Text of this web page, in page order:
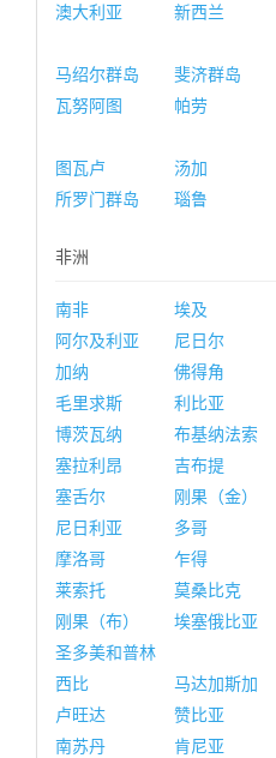
澳大利亚 新西兰
马绍尔群岛 斐济群岛
瓦努阿图
帕劳
图瓦卢 汤加
所罗门群岛
瑙鲁
非洲
南非 埃及
阿尔及利亚
尼日尔
加纳
佛得角
毛里求斯
利比亚
博茨瓦纳
布基纳法索
塞拉利昂
吉布提
塞舌尔
刚果（金）
尼日利亚
多哥
摩洛哥
乍得
莱索托
莫桑比克
刚果（布）
埃塞俄比亚
圣多美和普林
西比
马达加斯加
卢旺达
赞比亚
南苏丹
肯尼亚